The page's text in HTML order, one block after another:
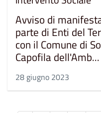
Avviso di
parte di Enti del
con il Comune di
Capofila dell'Amb...
28 giugno 2023